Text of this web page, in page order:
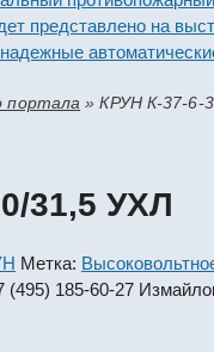
на
автоматические
портала »КРУН К-37-6-
31,5 УХЛ
Метка:
(495) 185-60-27